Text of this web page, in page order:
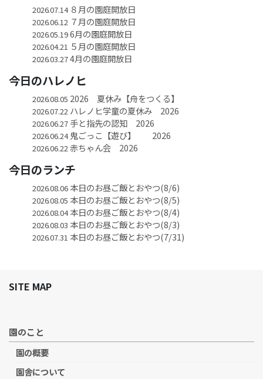
2026.07.14８月の園庭開放日
2026.06.12 ７月の園庭開放日
2026.05.196月の園庭開放日
2026.04.21 ５月の園庭開放日
2026.03.274月の園庭開放日
今日のハレノヒ
2026.08.05 2026 夏休み【舟をつくる】
2026.07.22 ハレノヒ学童の夏休み 2026
2026.06.27手と指先の認知 2026
2026.06.24鬼ごっこ【遊び】 2026
2026.06.22赤ちゃん会 2026
今日のランチ
2026.08.06本日のお昼ご飯とおやつ(8/6)
2026.08.05 本日のお昼ご飯とおやつ(8/5)
2026.08.04本日のお昼ご飯とおやつ(8/4)
2026.08.03 本日のお昼ご飯とおやつ(8/3)
2026.07.31 本日のお昼ご飯とおやつ(7/31)
SITE MAP
園のこと
園の概要
園舎について